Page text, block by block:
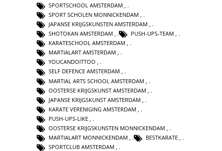
SPORTSCHOOL AMSTERDAM ,
SPORT SCHOLEN MONNICKENDAM ,
JAPANSE KRIJGSKUNSTEN AMSTERDAM ,
SHOTOKAN AMSTERDAM , PUSH-UPS-TEAM ,
KARATESCHOOL AMSTERDAM ,
MARTIALART AMSTERDAM ,
YOUCANDOITTOO ,
SELF DEFENCE AMSTERDAM ,
MARTIAL ARTS SCHOOL AMSTERDAM
OOSTERSE KRIJGSKUNST AMSTERDAM
JAPANSE KRIJGSKUNST AMSTERDAM
KARATE VERENIGING AMSTERDAM
PUSH-UPS-LIKE
OOSTERSE KRIJGSKUNSTEN MONNICKENDAM
MARTIALART MONNICKENDAM
BESTKARATE
SPORTCLUB AMSTERDAM